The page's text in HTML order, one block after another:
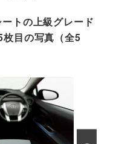
トの上級グレード
目の写真（全5